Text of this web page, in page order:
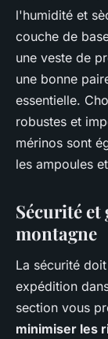
l'humidité et
couche de
une veste de
une bonne
essentielle.
robustes et
mérinos sont
les ampoules
Sécurité et
montagne
La sécurité
expédition
section vous
minimiser les